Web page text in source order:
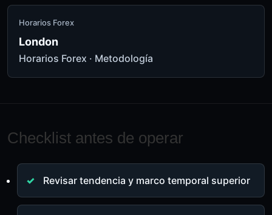
Horarios Forex
London
Horarios Forex · Metodología
Checklist antes de operar
Revisar tendencia y marco temporal superior